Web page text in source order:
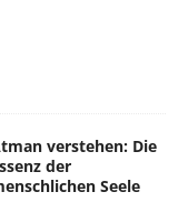
verstehen: Die
der
Seele